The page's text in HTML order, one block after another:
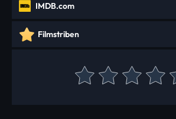
IMDB.com
Filmstriben